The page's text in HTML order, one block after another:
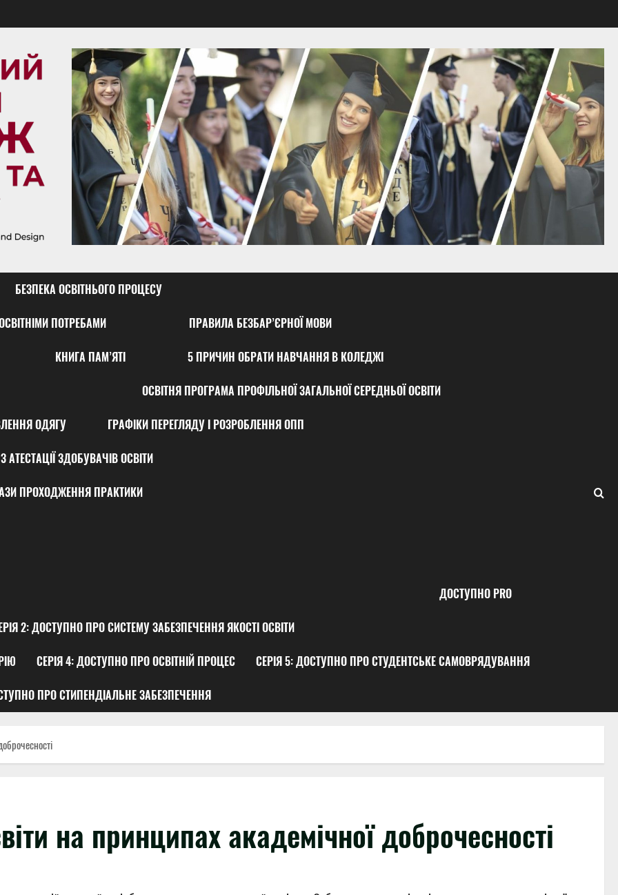
БЕЗПЕКА ОСВІТНЬОГО ПРОЦЕСУ
ПОТРЕБАМИ ПРАВИЛА БЕЗБАР’ЄРНОЇ МОВИ
КНИГА ПАМ’ЯТІ 5 ПРИЧИН ОБРАТИ НАВЧАННЯ В КОЛЕДЖІ
ОСВІТНЯ ПРОГРАМА ПРОФІЛЬНОЇ ЗАГАЛЬНОЇ СЕРЕДНЬОЇ ОСВІТИ
ОДЯГУ ГРАФІКИ ПЕРЕГЛЯДУ І РОЗРОБЛЕННЯ ОПП
ЗДОБУВАЧІВ ОСВІТИ
ПРОХОДЖЕННЯ ПРАКТИКИ
ДОСТУПНО PRO
2: ДОСТУПНО ПРО СИСТЕМУ ЗАБЕЗПЕЧЕННЯ ЯКОСТІ ОСВІТИ
СЕРІЯ 4: ДОСТУПНО ПРО ОСВІТНІЙ ПРОЦЕС СЕРІЯ 5: ДОСТУПНО ПРО СТУДЕНТСЬКЕ САМОВРЯДУВАННЯ
ПРО СТИПЕНДІАЛЬНЕ ЗАБЕЗПЕЧЕННЯ
на принципах академічної доброчесності